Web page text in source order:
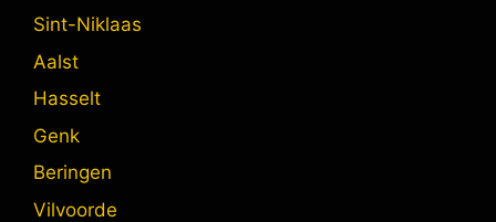
Sint-Niklaas
Aalst
Hasselt
Genk
Beringen
Vilvoorde